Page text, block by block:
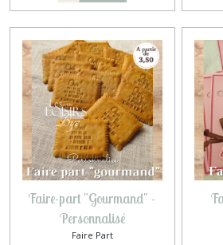
Faire-part "Gourmand" -
Personnalisé
Faire Part